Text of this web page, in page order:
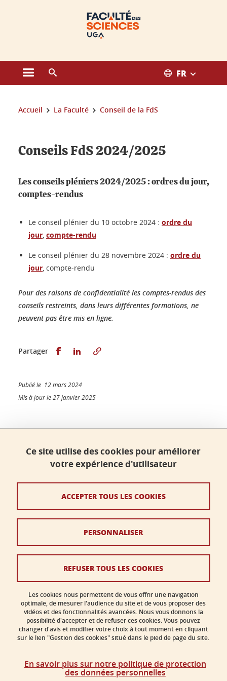
Ouvrir le menu principal FR
Vous êtes ici :
Accueil La Faculté Conseil de la FdS
Conseils FdS 2024/2025
Les conseils pléniers 2024/2025 : ordres du jour,
comptes-rendus
Le conseil plénier du 10 octobre 2024 : ordre du
jour, compte-rendu
Le conseil plénier du 28 novembre 2024 : ordre du
jour, compte-rendu
Pour des raisons de confidentialité les comptes-rendus des
conseils restreints, dans leurs différentes formations, ne
peuvent pas être mis en ligne.
Partager Partager sur Facebook
Partager sur LinkedIn
Publié le 12 mars 2024
Mis à jour le 27 janvier 2025
Faculté de sciences, Université Grenoble Alpes
Bâtiment B - Phitem
230 rue de la Physique
faculte-sciences@univ-grenoble-alpes.fr
Mentions légales
Données personnelles
Gestion des cookies
Accessibilité : non conforme
Ce site utilise des cookies pour améliorer
votre expérience d'utilisateur
Les cookies nous permettent de vous offrir une navigation
optimale, de mesurer l'audience du site et de vous proposer des
vidéos et des fonctionnalités avancées. Nous vous donnons la
possibilité d'accepter et de refuser ces cookies. Vous pouvez
changer d'avis et modifier votre choix à tout moment en cliquant
sur le lien "Gestion des cookies" situé dans le pied de page du site.
En savoir plus sur notre politique de protection
des données personnelles
ACCEPTER TOUS LES COOKIES
REFUSER TOUS LES COOKIES
PERSONNALISER